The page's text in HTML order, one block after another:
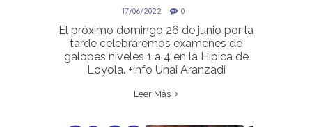
NIVELES 1-4
17/06/2022 0
El próximo domingo 26 de junio por la
tarde celebraremos examenes de
galopes niveles 1 a 4 en la Hipica de
Loyola. +info Unai Aranzadi
Leer Más